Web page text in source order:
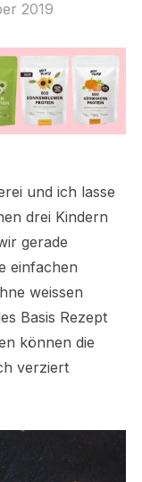
2019
und ich lasse
drei Kindern
gerade
einfachen
weissen
Basis Rezept
können die
verziert